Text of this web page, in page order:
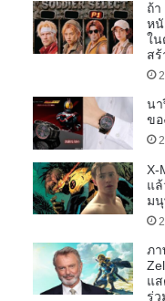
ถ้า
หนั
ใน
สร้
นา
ขอ
X-
แล้
ม
ภา
แส
ร่